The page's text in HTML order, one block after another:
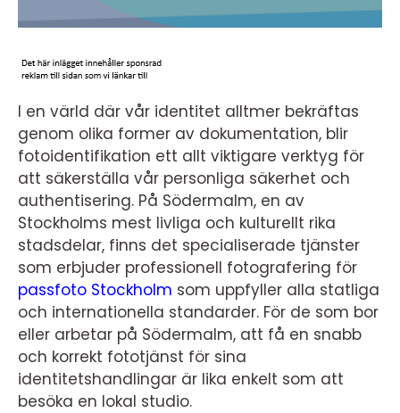
I en värld där vår identitet alltmer bekräftas
genom olika former av dokumentation, blir
fotoidentifikation ett allt viktigare verktyg för
att säkerställa vår personliga säkerhet och
authentisering. På Södermalm, en av
Stockholms mest livliga och kulturellt rika
stadsdelar, finns det specialiserade tjänster
som erbjuder professionell fotografering för
passfoto Stockholm som uppfyller alla statliga
och internationella standarder. För de som bor
eller arbetar på Södermalm, att få en snabb
och korrekt fototjänst för sina
identitetshandlingar är lika enkelt som att
besöka en lokal studio.